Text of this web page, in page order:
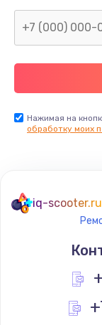
Нажимая на
обработку моих
iq-scooter.ru